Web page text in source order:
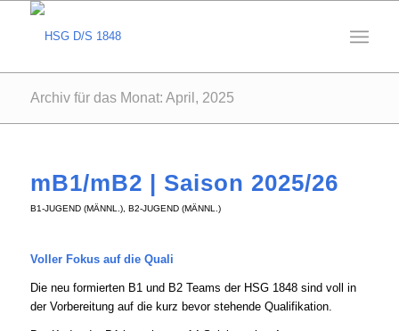
Archiv für das Monat: April, 2025
mB1/mB2 | Saison 2025/26
B1-JUGEND (MÄNNL.), B2-JUGEND (MÄNNL.)
Voller Fokus auf die Quali
Die neu formierten B1 und B2 Teams der HSG 1848 sind voll in
der Vorbereitung auf die kurz bevor stehende Qualifikation.